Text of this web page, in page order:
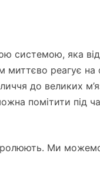
системою, яка
реагує на
до великих
помітити під
Ми